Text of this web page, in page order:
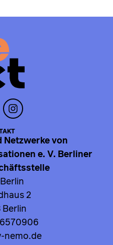
Netzwerke von
e. V. Berliner
2
Berlin
nemo.de